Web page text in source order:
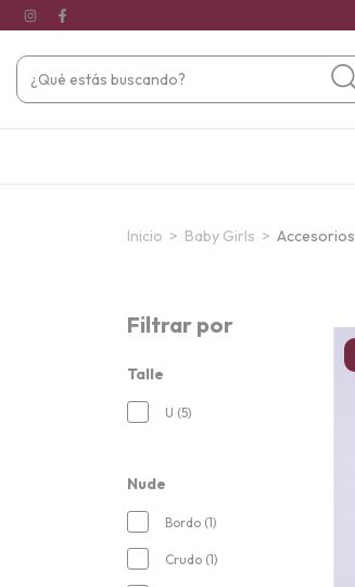
Inicio > Baby Girls > Accesorios
Filtrar por
Talle
U (5)
Nude
Bordo (1)
Crudo (1)